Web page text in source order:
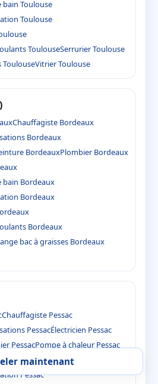
bain Toulouse
Toulouse
ToulouseSerrurier Toulouse
ToulouseVitrier Toulouse
Chauffagiste Bordeaux
Bordeaux
BordeauxPlombier Bordeaux
bain Bordeaux
Bordeaux
Bordeaux
bac à graisses Bordeaux
Chauffagiste Pessac
PessacÉlectricien Pessac
PessacPompe à chaleur Pessac
bain Pessac
Pessac
maintenant